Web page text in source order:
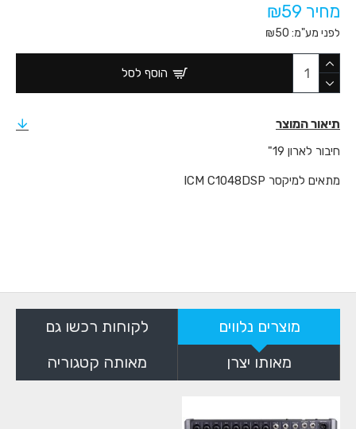
מחיר ₪59
לפני מע"מ: ₪50
הוסף לסל
תיאור המוצר
חיבור לארון 19"
מתאים למיקסר ICM C1048DSP
מוצרים נלווים
לקוחות רכשו גם
מאותו יצרן
מאותה קטגוריה